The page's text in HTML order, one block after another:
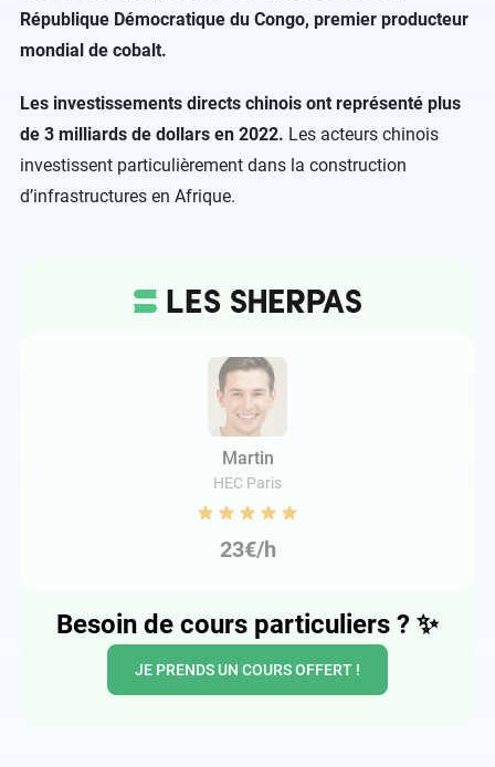
République Démocratique du Congo, premier producteur
mondial de cobalt.
Les investissements directs chinois ont représenté plus
de 3 milliards de dollars en 2022. Les acteurs chinois
investissent particulièrement dans la construction
d’infrastructures en Afrique.
Martin
HEC Paris
23€/h
Besoin de cours particuliers ? ✨
JE PRENDS UN COURS OFFERT !